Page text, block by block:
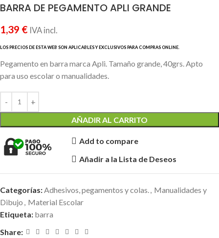
BARRA DE PEGAMENTO APLI GRANDE
1,39 € IVA incl.
Pegamento en barra marca Apli. Tamaño grande, 40grs. Apto
para uso escolar o manualidades.
AÑADIR AL CARRITO
Add to compare
Añadir a la Lista de Deseos
Categorías: Adhesivos, pegamentos y colas.
Manualidades y
Dibujo
Material Escolar
Etiqueta: barra
Share: